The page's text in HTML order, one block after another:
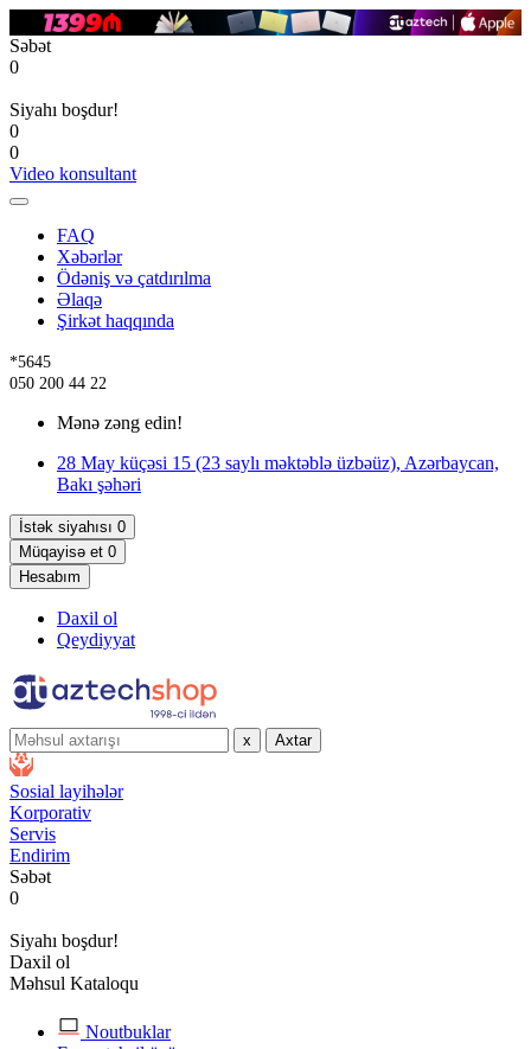
Səbət
0
Siyahı boşdur!
0
0
Video konsultant
FAQ
Xəbərlər
Ödəniş və çatdırılma
Əlaqə
Şirkət haqqında
*5645
050 200 44 22
Mənə zəng edin!
28 May küçəsi 15 (23 saylı məktəblə üzbəüz), Azərbaycan,
Bakı şəhəri
İstək siyahısı 0
Müqayisə et 0
Hesabım
Daxil ol
Qeydiyyat
x Axtar
Sosial layihələr
Korporativ
Servis
Endirim
Səbət
0
Siyahı boşdur!
Daxil ol
Məhsul Kataloqu
Noutbuklar